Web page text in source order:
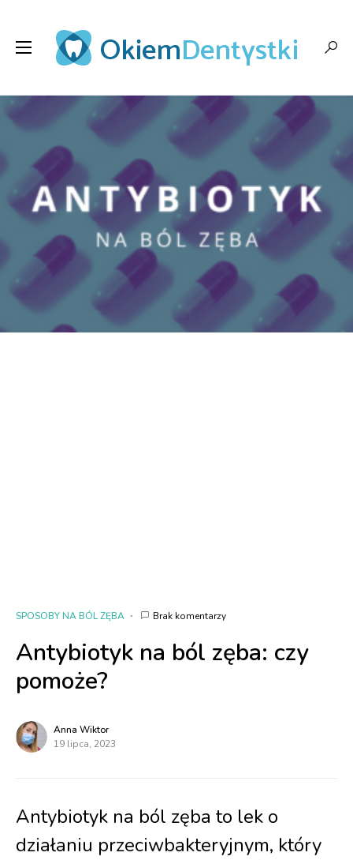
SPOSOBY NA BÓL ZĘBA Brak komentarzy
Antybiotyk na ból zęba: czy
pomoże?
Anna Wiktor
19 lipca, 2023
Antybiotyk na ból zęba to lek o
działaniu przeciwbakteryjnym, który